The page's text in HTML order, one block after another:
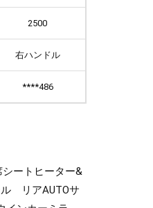
2500
右ハンドル
****486
ートヒーター&
リアAUTOサ